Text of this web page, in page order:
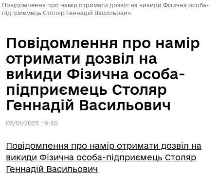
Повідомлення про намір отримати дозвіл на викиди Фізична особа-
підприємець Столяр Геннадій Васильович
Повідомлення про намір
отримати дозвіл на
викиди Фізична особа-
підприємець Столяр
Геннадій Васильович
02/01/2023 : 9:40
Повідомлення про намір отримати дозвіл на
викиди Фізична особа-підприємець Столяр
Геннадій Васильович